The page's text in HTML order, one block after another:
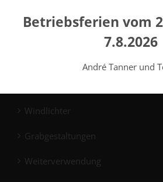
Gemeinschaftsgrabmale
Windlichter
Grabgestaltungen
Weiterverwendung
Betriebsferien vom
7.8.2026
André Tanner und